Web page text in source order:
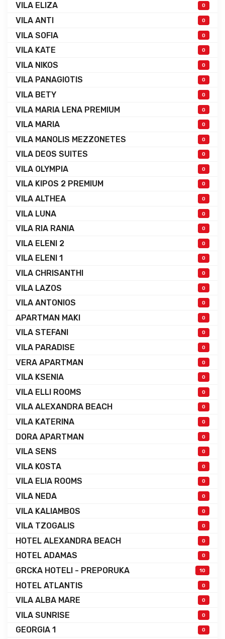
VILA ELIZA 0
VILA ANTI 0
VILA SOFIA 0
VILA KATE 0
VILA NIKOS 0
VILA PANAGIOTIS 0
VILA BETY 0
VILA MARIA LENA PREMIUM 0
VILA MARIA 0
VILA MANOLIS MEZZONETES 0
VILA DEOS SUITES 0
VILA OLYMPIA 0
VILA KIPOS 2 PREMIUM 0
VILA ALTHEA 0
VILA LUNA 0
VILA RIA RANIA 0
VILA ELENI 2 0
VILA ELENI 1 0
VILA CHRISANTHI 0
VILA LAZOS 0
VILA ANTONIOS 0
APARTMAN MAKI 0
VILA STEFANI 0
VILA PARADISE 0
VERA APARTMAN 0
VILA KSENIA 0
VILA ELLI ROOMS 0
VILA ALEXANDRA BEACH 0
VILA KATERINA 0
DORA APARTMAN 0
VILA SENS 0
VILA KOSTA 0
VILA ELIA ROOMS 0
VILA NEDA 0
VILA KALIAMBOS 0
VILA TZOGALIS 0
HOTEL ALEXANDRA BEACH 0
HOTEL ADAMAS 0
GRCKA HOTELI - PREPORUKA 10
HOTEL ATLANTIS 0
VILA ALBA MARE 0
VILA SUNRISE 0
GEORGIA 1 0